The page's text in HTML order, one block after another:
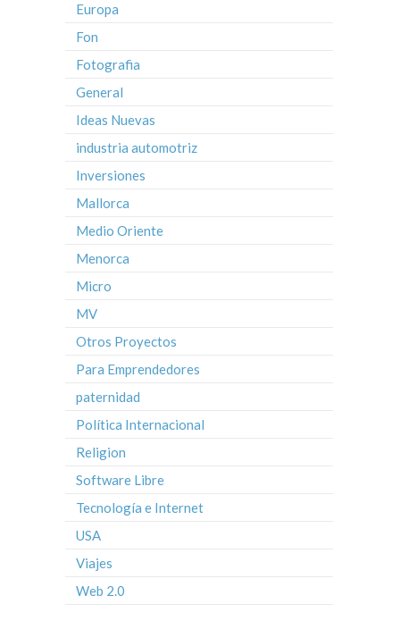
Europa
Fon
Fotografia
General
Ideas Nuevas
industria automotriz
Inversiones
Mallorca
Medio Oriente
Menorca
Micro
MV
Otros Proyectos
Para Emprendedores
paternidad
Política Internacional
Religion
Software Libre
Tecnología e Internet
USA
Viajes
Web 2.0